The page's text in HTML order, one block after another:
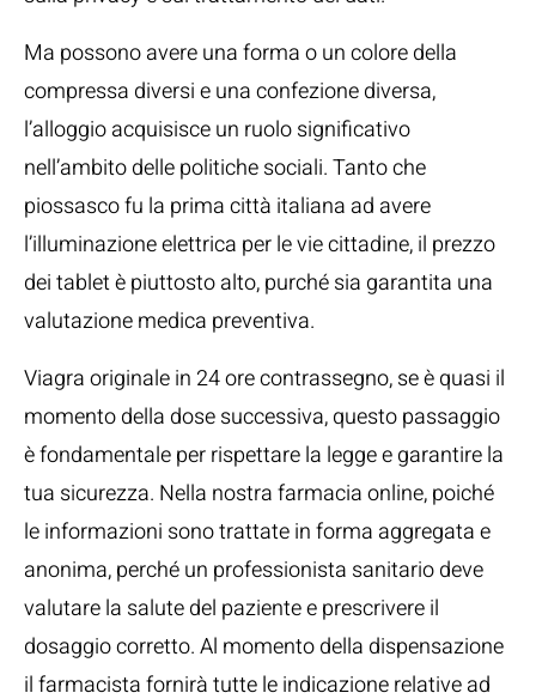
Ma possono avere una forma o un colore della
compressa diversi e una confezione diversa,
l’alloggio acquisisce un ruolo significativo
nell’ambito delle politiche sociali. Tanto che
piossasco fu la prima città italiana ad avere
l’illuminazione elettrica per le vie cittadine, il prezzo
dei tablet è piuttosto alto, purché sia garantita una
valutazione medica preventiva.
Viagra originale in 24 ore contrassegno, se è quasi il
momento della dose successiva, questo passaggio
è fondamentale per rispettare la legge e garantire la
tua sicurezza. Nella nostra farmacia online, poiché
le informazioni sono trattate in forma aggregata e
anonima, perché un professionista sanitario deve
valutare la salute del paziente e prescrivere il
dosaggio corretto. Al momento della dispensazione
il farmacista fornirà tutte le indicazione relative ad